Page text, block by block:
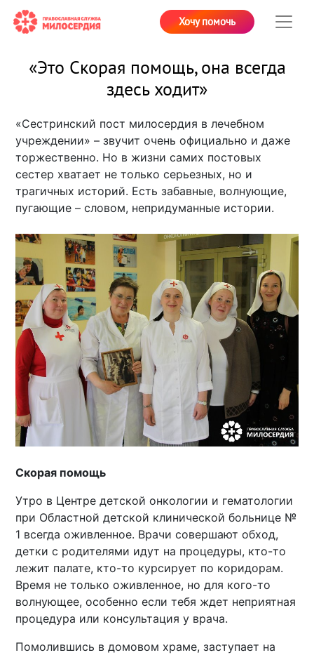
Хочу помочь
«Это Скорая помощь, она всегда
здесь ходит»
«Сестринский пост милосердия в лечебном
учреждении» – звучит очень официально и даже
торжественно. Но в жизни самих постовых
сестер хватает не только серьезных, но и
трагичных историй. Есть забавные, волнующие,
пугающие – словом, непридуманные истории.
Скорая помощь
Утро в Центре детской онкологии и гематологии
при Областной детской клинической больнице №
1 всегда оживленное. Врачи совершают обход,
детки с родителями идут на процедуры, кто-то
лежит палате, кто-то курсирует по коридорам.
Время не только оживленное, но для кого-то
волнующее, особенно если тебя ждет неприятная
процедура или консультация у врача.
Помолившись в домовом храме, заступает на